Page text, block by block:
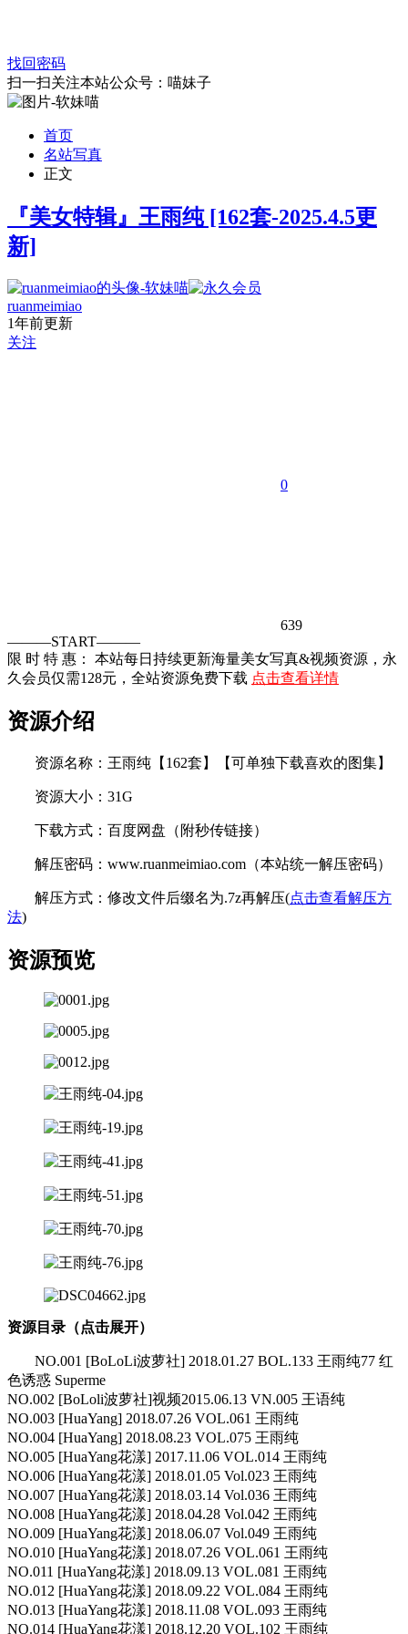
找回密码
扫一扫关注本站公众号：喵妹子
首页
名站写真
正文
『美女特辑』王雨纯 [162套-2025.4.5更
新]
ruanmeimiao
1年前更新
关注
0
639
———START———
限 时 特 惠： 本站每日持续更新海量美女写真&视频资源，永
久会员仅需128元，全站资源免费下载 点击查看详情
资源介绍
资源名称：王雨纯【162套】【可单独下载喜欢的图集】
资源大小：31G
下载方式：百度网盘（附秒传链接）
解压密码：www.ruanmeimiao.com（本站统一解压密码）
解压方式：修改文件后缀名为.7z再解压(点击查看解压方
法)
资源预览
资源目录（点击展开）
NO.001 [BoLoLi波萝社] 2018.01.27 BOL.133 王雨纯77 红
色诱惑 Superme
NO.002 [BoLoli波萝社]视频2015.06.13 VN.005 王语纯
NO.003 [HuaYang] 2018.07.26 VOL.061 王雨纯
NO.004 [HuaYang] 2018.08.23 VOL.075 王雨纯
NO.005 [HuaYang花漾] 2017.11.06 VOL.014 王雨纯
NO.006 [HuaYang花漾] 2018.01.05 Vol.023 王雨纯
NO.007 [HuaYang花漾] 2018.03.14 Vol.036 王雨纯
NO.008 [HuaYang花漾] 2018.04.28 Vol.042 王雨纯
NO.009 [HuaYang花漾] 2018.06.07 Vol.049 王雨纯
NO.010 [HuaYang花漾] 2018.07.26 VOL.061 王雨纯
NO.011 [HuaYang花漾] 2018.09.13 VOL.081 王雨纯
NO.012 [HuaYang花漾] 2018.09.22 VOL.084 王雨纯
NO.013 [HuaYang花漾] 2018.11.08 VOL.093 王雨纯
NO.014 [HuaYang花漾] 2018.12.20 VOL.102 王雨纯